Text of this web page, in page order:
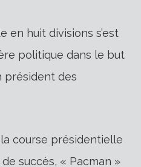
en huit divisions s’est
politique dans le but
président des
course présidentielle
succès, « Pacman »